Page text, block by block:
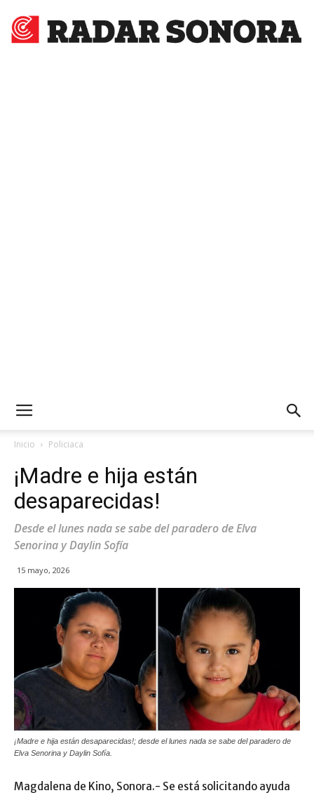
Inicio Policiaca
¡Madre e hija están
desaparecidas!
Desde el lunes nada se sabe del paradero de Elva
Senorina y Daylin Sofía
15 mayo, 2026
¡Madre e hija están desaparecidas!; desde el lunes nada se sabe del paradero de
Elva Senorina y Daylin Sofía.
Magdalena de Kino, Sonora.- Se está solicitando ayuda